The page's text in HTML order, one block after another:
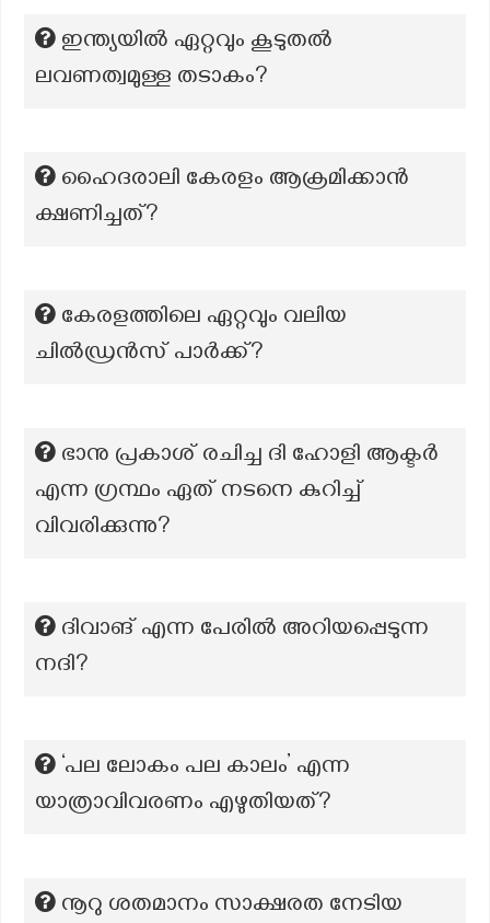
ഇന്ത്യയിൽ ഏറ്റവും കൂടുതൽ
ലവണത്വമുള്ള തടാകം?
ഹൈദരാലി കേരളം ആക്രമിക്കാൻ
ക്ഷണിച്ചത്?
കേരളത്തിലെ ഏറ്റവും വലിയ
ചില്‍ഡ്രന്‍സ് പാര്‍ക്ക്?
ഭാനു പ്രകാശ് രചിച്ച ദി ഹോളി ആക്ടർ
എന്ന ഗ്രന്ഥം ഏത് നടനെ കുറിച്ച്
വിവരിക്കുന്നു?
ദിവാങ് എന്ന പേരിൽ അറിയപ്പെടുന്ന
നദി?
‘പല ലോകം പല കാലം’ എന്ന
യാത്രാവിവരണം എഴുതിയത്?
നൂറു ശതമാനം സാക്ഷരത നേടിയ